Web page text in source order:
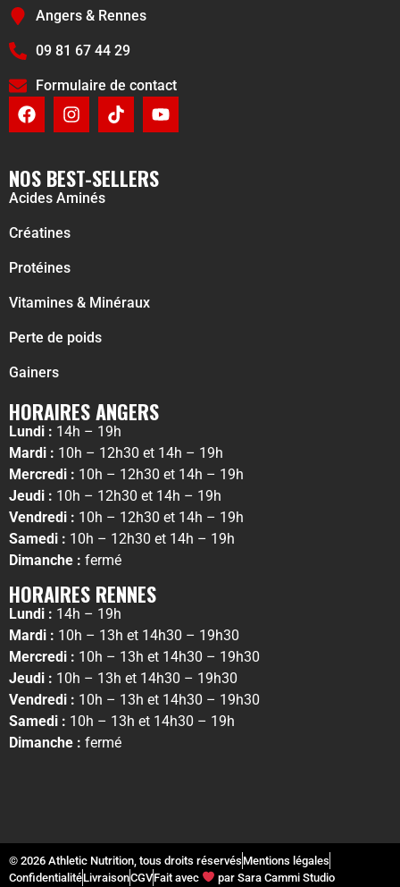
Angers & Rennes
09 81 67 44 29
Formulaire de contact
NOS BEST-SELLERS
Acides Aminés
Créatines
Protéines
Vitamines & Minéraux
Perte de poids
Gainers
HORAIRES ANGERS
Lundi : 14h – 19h
Mardi : 10h – 12h30 et 14h – 19h
Mercredi : 10h – 12h30 et 14h – 19h
Jeudi : 10h – 12h30 et 14h – 19h
Vendredi : 10h – 12h30 et 14h – 19h
Samedi : 10h – 12h30 et 14h – 19h
Dimanche : fermé
HORAIRES RENNES
Lundi : 14h – 19h
Mardi : 10h – 13h et 14h30 – 19h30
Mercredi : 10h – 13h et 14h30 – 19h30
Jeudi : 10h – 13h et 14h30 – 19h30
Vendredi : 10h – 13h et 14h30 – 19h30
Samedi : 10h – 13h et 14h30 – 19h
Dimanche : fermé
© 2026 Athletic Nutrition, tous droits réservés Mentions légales
ConfidentialitéLivraisonCGVFait avec par Sara Cammi Studio